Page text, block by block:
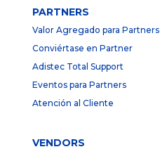
PARTNERS
Valor Agregado para Partners
Conviértase en Partner
Adistec Total Support
Eventos para Partners
Atención al Cliente
VENDORS